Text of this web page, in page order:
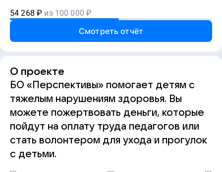
54 268 ₽ из 100 000 ₽
Смотреть отчёт
О проекте
БО «Перспективы» помогает детям с
тяжелым нарушениям здоровья. Вы
можете пожертвовать деньги, которые
пойдут на оплату труда педагогов или
стать волонтером для ухода и прогулок
с детьми.